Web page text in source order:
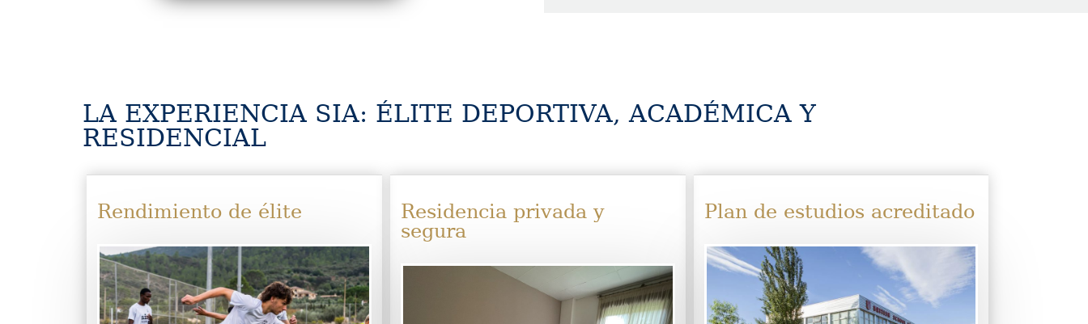
LA EXPERIENCIA SIA: ÉLITE DEPORTIVA, ACADÉMICA Y
RESIDENCIAL
Rendimiento de élite
Residencia privada y
segura
Plan de estudios acreditado